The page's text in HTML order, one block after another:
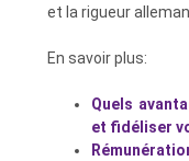
et la rigueur
En savoir plus:
Quels
et fidéliser